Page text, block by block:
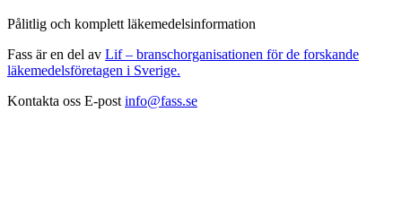
Pålitlig och komplett läkemedelsinformation
Fass är en del av Lif – branschorganisationen för de forskande
läkemedelsföretagen i Sverige.
Kontakta oss E-post info@fass.se